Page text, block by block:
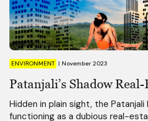
ENVIRONMENT | November 2023
Patanjali’s Shadow
Hidden in plain sight, the
functioning as a dubious real-